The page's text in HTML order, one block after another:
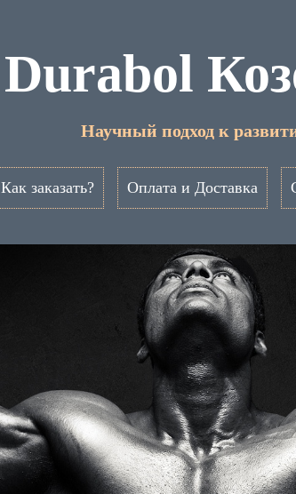
Durabol
Научный подход к
Как заказать? Оплата и Доставка